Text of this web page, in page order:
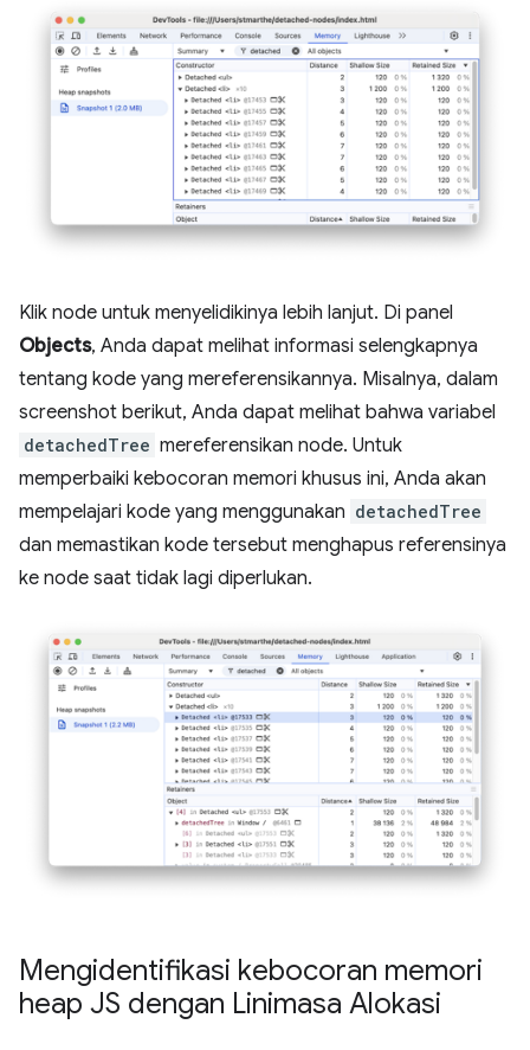
Klik node untuk menyelidikinya lebih lanjut. Di panel
Objects, Anda dapat melihat informasi selengkapnya
tentang kode yang mereferensikannya. Misalnya, dalam
screenshot berikut, Anda dapat melihat bahwa variabel
detachedTree mereferensikan node. Untuk
memperbaiki kebocoran memori khusus ini, Anda akan
mempelajari kode yang menggunakan detachedTree
dan memastikan kode tersebut menghapus referensinya
ke node saat tidak lagi diperlukan.
Mengidentifikasi kebocoran memori
heap JS dengan Linimasa Alokasi